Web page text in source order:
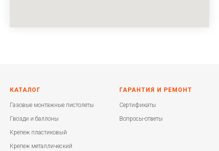
КАТАЛОГ
Газовые монтажные пистолеты
Гвозди и баллоны
Крепеж пластиковый
Крепеж металлический
ГАРАНТИЯ И РЕМОНТ
Сертификаты
Вопросы-ответы